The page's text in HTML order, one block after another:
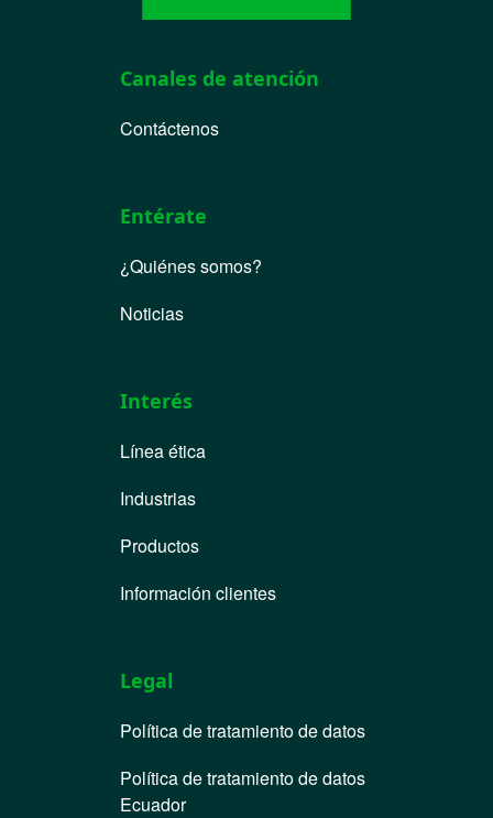
Canales de atención
Contáctenos
Entérate
¿Quiénes somos?
Noticias
Interés
Línea ética
Industrias
Productos
Información clientes
Legal
Política de tratamiento de datos
Política de tratamiento de datos
Ecuador